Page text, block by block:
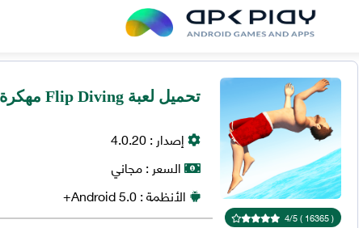
تحميل لعبة Flip Diving مهكرة 2025 اخر اصدار للاندرويد
إصدار :4.0.20
السعر :مجاني
الأنظمة :
Android5.0+
(
16365
)
4/5